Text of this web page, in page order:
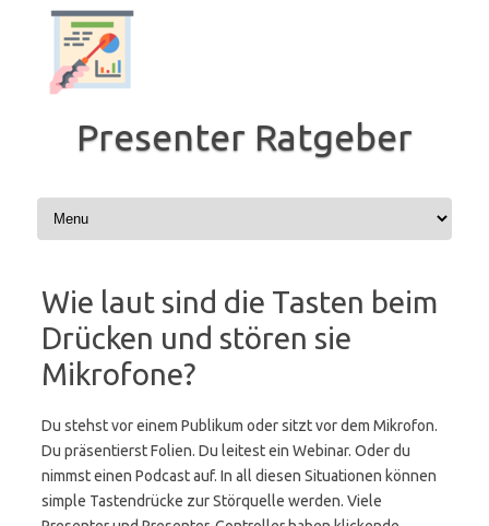
Zum
Inhalt
springen
Presenter Ratgeber
Wie laut sind die Tasten beim
Drücken und stören sie
Mikrofone?
Du stehst vor einem Publikum oder sitzt vor dem Mikrofon.
Du präsentierst Folien. Du leitest ein Webinar. Oder du
nimmst einen Podcast auf. In all diesen Situationen können
simple Tastendrücke zur Störquelle werden. Viele